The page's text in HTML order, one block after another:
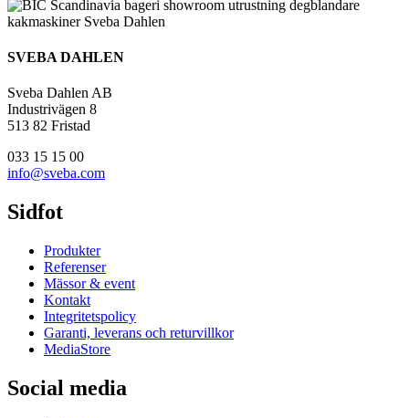
SVEBA DAHLEN
Sveba Dahlen AB
Industrivägen 8
513 82 Fristad
033 15 15 00
info@sveba.com
Sidfot
Produkter
Referenser
Mässor & event
Kontakt
Integritetspolicy
Garanti, leverans och returvillkor
MediaStore
Social media